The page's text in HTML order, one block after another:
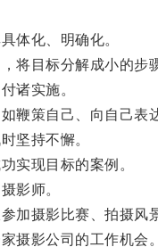
化、明确化。
目标分解成小的步
诸实施。
策自己、向自己表
坚持不懈。
现目标的案例。
影师。
摄影比赛、拍摄风
影公司的工作机会。